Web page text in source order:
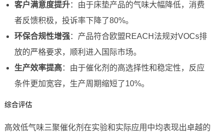
客户满意度提升：由于床垫产品的气味大幅降低，消费
者反馈积极，投诉率下降了80%。
环保合规性增强：产品符合欧盟REACH法规对VOCs排
放的严格要求，顺利进入国际市场。
生产效率提高：由于催化剂的高选择性和稳定性，反应
条件更加宽容，生产周期缩短了10%。
综合评估
高效低气味三聚催化剂在实验和实际应用中均表现出卓越的